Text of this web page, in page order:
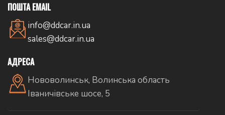
ПОШТА EMAIL
info@ddcar.in.ua
sales@ddcar.in.ua
АДРЕСА
Нововолинськ, Волинська область
Іваничівське шосе, 5